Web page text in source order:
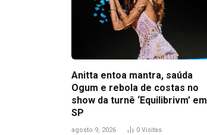
Anitta entoa mantra, saúda
Ogum e rebola de costas no
show da turnê ‘Equilibrivm’ em
SP
agosto 9, 2026 0 Visitas